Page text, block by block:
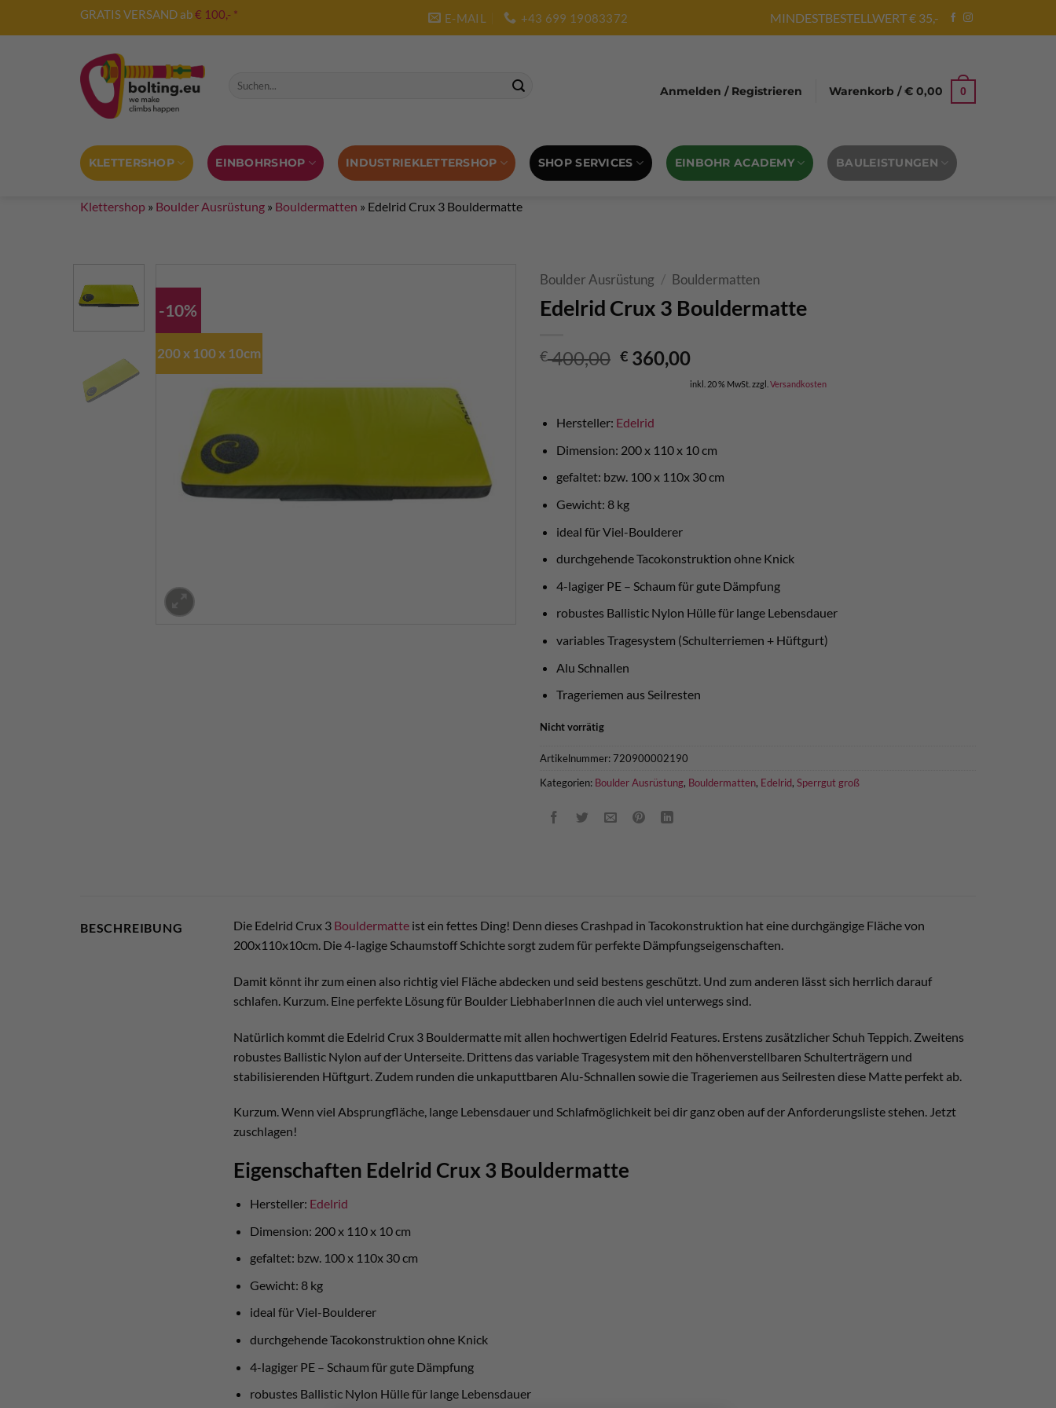
GRATIS VERSAND ab€ 100,- * E-MAIL +43 699 19083372 MINDESTBESTELLWERT € 35,-
Suche nach:
Anmelden / Registrieren Warenkorb /€ 0,00 0
KLETTERSHOP EINBOHRSHOP INDUSTRIEKLETTERSHOP SHOP SERVICES EINBOHR ACADEMY BAULEISTUNGEN
Klettershop » Boulder Ausrüstung » Bouldermatten » Edelrid Crux 3 Bouldermatte
-10%
200 x 100 x 10cm
Boulder Ausrüstung / Bouldermatten
Edelrid Crux 3 Bouldermatte
€400,00 Ursprünglicher
€ 400,00
€ 360,00Aktueller
Preis
ist:
inkl. 20 % MwSt. zzgl. Versandkosten
Hersteller: Edelrid
Dimension: 200 x 110 x 10 cm
gefaltet: bzw. 100 x 110x 30 cm
Gewicht: 8 kg
ideal für Viel-Boulderer
durchgehende Tacokonstruktion ohne Knick
4-lagiger PE – Schaum für gute Dämpfung
robustes Ballistic Nylon Hülle für lange Lebensdauer
variables Tragesystem (Schulterriemen + Hüftgurt)
Alu Schnallen
Trageriemen aus Seilresten
Nicht vorrätig
Artikelnummer:720900002190
Kategorien: Boulder Ausrüstung, Bouldermatten, Edelrid, Sperrgut groß
BESCHREIBUNG Die Edelrid Crux 3 Bouldermatte ist ein fettes Ding! Denn dieses Crashpad in Tacokonstruktion hat eine durchgängige Fläche von
200x110x10cm. Die 4-lagige Schaumstoff Schichte sorgt zudem für perfekte Dämpfungseigenschaften.
Damit könnt ihr zum einen also richtig viel Fläche abdecken und seid bestens geschützt. Und zum anderen lässt sich herrlich darauf
schlafen. Kurzum. Eine perfekte Lösung für Boulder LiebhaberInnen die auch viel unterwegs sind.
Natürlich kommt die Edelrid Crux 3 Bouldermatte mit allen hochwertigen Edelrid Features. Erstens zusätzlicher Schuh Teppich. Zweitens
robustes Ballistic Nylon auf der Unterseite. Drittens das variable Tragesystem mit den höhenverstellbaren Schulterträgern und
stabilisierenden Hüftgurt. Zudem runden die unkaputtbaren Alu-Schnallen sowie die Trageriemen aus Seilresten diese Matte perfekt ab.
Kurzum. Wenn viel Absprungfläche, lange Lebensdauer und Schlafmöglichkeit bei dir ganz oben auf der Anforderungsliste stehen. Jetzt
zuschlagen!
Eigenschaften Edelrid Crux 3 Bouldermatte
Hersteller: Edelrid
Dimension: 200 x 110 x 10 cm
gefaltet: bzw. 100 x 110x 30 cm
Gewicht: 8 kg
ideal für Viel-Boulderer
durchgehende Tacokonstruktion ohne Knick
4-lagiger PE – Schaum für gute Dämpfung
robustes Ballistic Nylon Hülle für lange Lebensdauer